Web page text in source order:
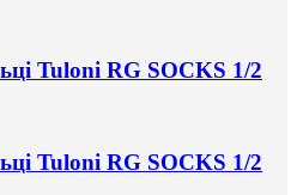
Tuloni RG SOCKS 1/2
Tuloni RG SOCKS 1/2